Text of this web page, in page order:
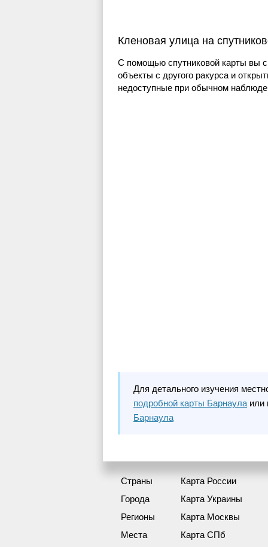
Кленовая улица на
С помощью спутниковой карты вы
объекты с другого ракурса и
недоступные при обычном
Для детального изучения
подробной карты Барнаула или
Барнаула
Страны
Города
Регионы
Места
Карта России
Карта Украины
Карта Москвы
Карта СПб